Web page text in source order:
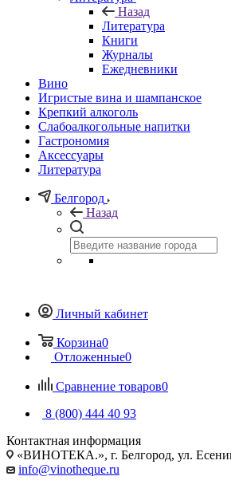
Назад
Литература
Книги
Журналы
Ежедневники
Вино
Игристые вина и шампанское
Крепкий алкоголь
Слабоалкогольные напитки
Гастрономия
Аксессуары
Литература
Белгород
Назад
Личный кабинет
Корзина0
Отложенные0
Сравнение товаров0
8 (800) 444 40 93
Контактная информация
«ВИНОТЕКА.», г. Белгород, ул.
info@vinotheque.ru